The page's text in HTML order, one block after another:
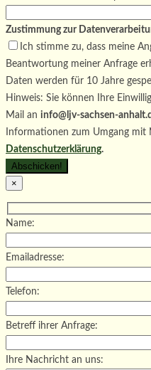
Zustimmung zur
Ich stimme zu, dass meine
Beantwortung meiner Anfrage
Daten werden für 10 Jahre
Hinweis: Sie können Ihre
Mail an info@ljv-sachsen-
Informationen zum Umgang
Datenschutzerklärung.
×
Name:
Emailadresse:
Telefon:
Betreff ihrer Anfrage:
Ihre Nachricht an uns: